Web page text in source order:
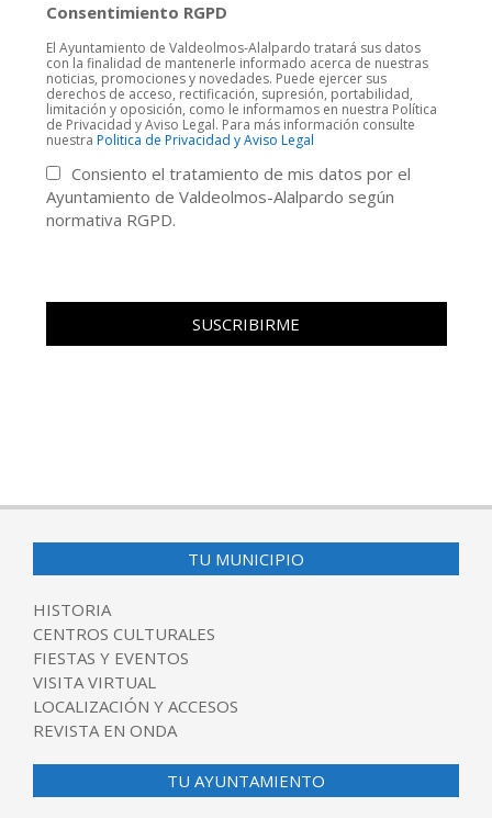
Consentimiento RGPD
El Ayuntamiento de Valdeolmos-Alalpardo tratará sus datos
con la finalidad de mantenerle informado acerca de nuestras
noticias, promociones y novedades. Puede ejercer sus
derechos de acceso, rectificación, supresión, portabilidad,
limitación y oposición, como le informamos en nuestra Política
de Privacidad y Aviso Legal. Para más información consulte
nuestra Politica de Privacidad y Aviso Legal
Consiento el tratamiento de mis datos por el
Ayuntamiento de Valdeolmos-Alalpardo según
normativa RGPD.
TU MUNICIPIO
HISTORIA
CENTROS CULTURALES
FIESTAS Y EVENTOS
VISITA VIRTUAL
LOCALIZACIÓN Y ACCESOS
REVISTA EN ONDA
TU AYUNTAMIENTO